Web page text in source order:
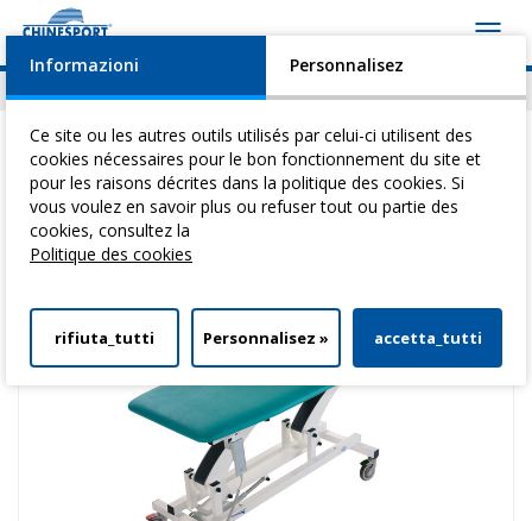
Actualités Evénements Video Download
Vous êtes ici: Home>Transfert Des Patients>Brancards Pour Le
Transfert Des Patients> Visit Mobil Basic
Informazioni Personnalisez
Ce site ou les autres outils utilisés par celui-ci utilisent des
cookies nécessaires pour le bon fonctionnement du site et
pour les raisons décrites dans la politique des cookies. Si
vous voulez en savoir plus ou refuser tout ou partie des
cookies, consultez la
Politique des cookies
rifiuta_tutti Personnalisez » accetta_tutti